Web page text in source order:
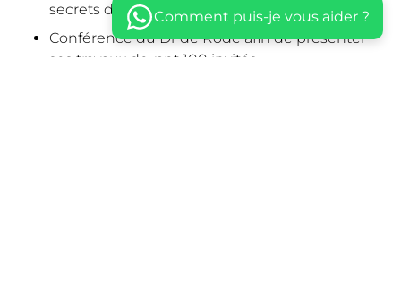
Comment puis-je vous aider ?
secrets de la capitale, l’hôtel de la Païva
Conférence du Dr de Rode afin de présenter
ses travaux devant 100 invités